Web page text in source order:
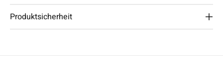
Produktsicherheit